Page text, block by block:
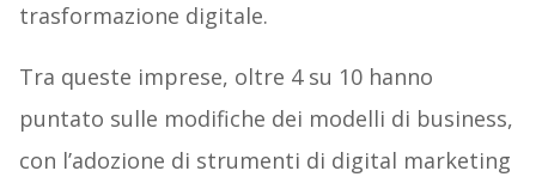
trasformazione digitale.
Tra queste imprese, oltre 4 su 10 hanno
puntato sulle modifiche dei modelli di business,
con l’adozione di strumenti di digital marketing